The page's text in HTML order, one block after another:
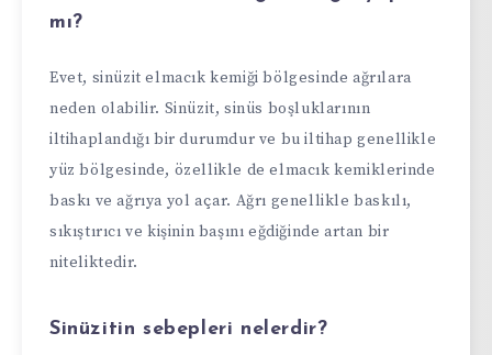
mı?
Evet, sinüzit elmacık kemiği bölgesinde ağrılara
neden olabilir. Sinüzit, sinüs boşluklarının
iltihaplandığı bir durumdur ve bu iltihap genellikle
yüz bölgesinde, özellikle de elmacık kemiklerinde
baskı ve ağrıya yol açar. Ağrı genellikle baskılı,
sıkıştırıcı ve kişinin başını eğdiğinde artan bir
niteliktedir.
Sinüzitin sebepleri nelerdir?